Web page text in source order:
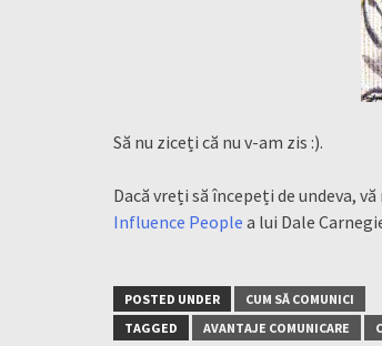
Să nu ziceți că nu v-am zis :).
Dacă vreți să începeți de undeva,
Influence People a lui Dale
POSTED UNDER
CUM SĂ COMUNICI
TAGGED
AVANTAJE COMUNICARE